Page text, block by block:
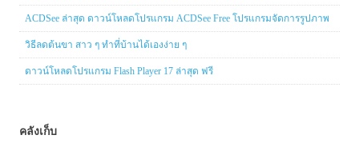
ACDSee ล่าสุด ดาวน์โหลดโปรแกรม ACDSee Free โปรแกรมจัดการรูปภาพ
วิธีลดต้นขา สาว ๆ ทำที่บ้านได้เองง่าย ๆ
ดาวน์โหลดโปรแกรม Flash Player 17 ล่าสุด ฟรี
คลังเก็บ